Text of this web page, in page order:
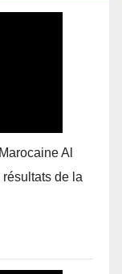
Al
de la